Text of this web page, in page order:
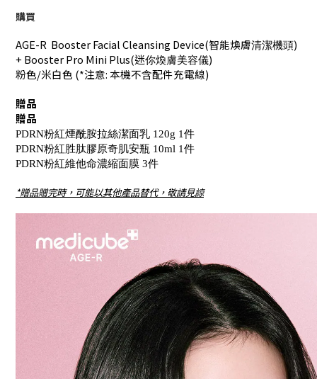
購買
AGE-R  Booster Facial Cleansing Device(智能煥膚清潔機頭)
+ Booster Pro Mini Plus(迷你煥膚美容儀)
粉色/米白色 (*注意: 本機不含配件充電線)
贈品
贈品
PDRN粉紅煙酰胺拉絲潔面乳 120g 1件
PDRN粉紅胜肽膠原奇肌安瓶 10ml 1件
PDRN粉紅維他命濃縮面膜 3件
*贈品贈完時，可能以其他產品替代，敬請見諒